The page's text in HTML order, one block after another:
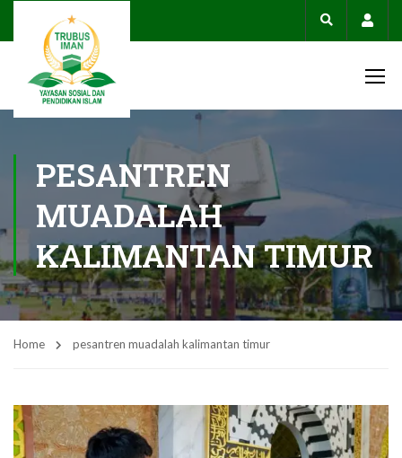
PESANTREN
MUADALAH
KALIMANTAN TIMUR
Home pesantren muadalah kalimantan timur